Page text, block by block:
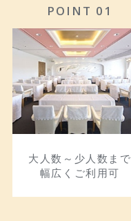
POINT 01
大人数～少人数まで
幅広くご利用可